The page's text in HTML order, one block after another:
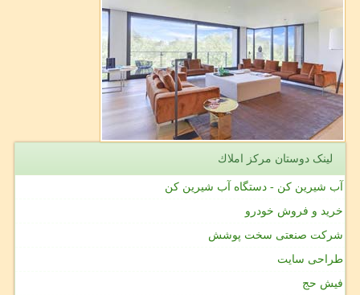
لینک دوستان مركز املاك
آب شیرین کن - دستگاه آب شیرین کن
خرید و فروش خودرو
شرکت صنعتی سخت پوشش
طراحی سایت
فیش حج